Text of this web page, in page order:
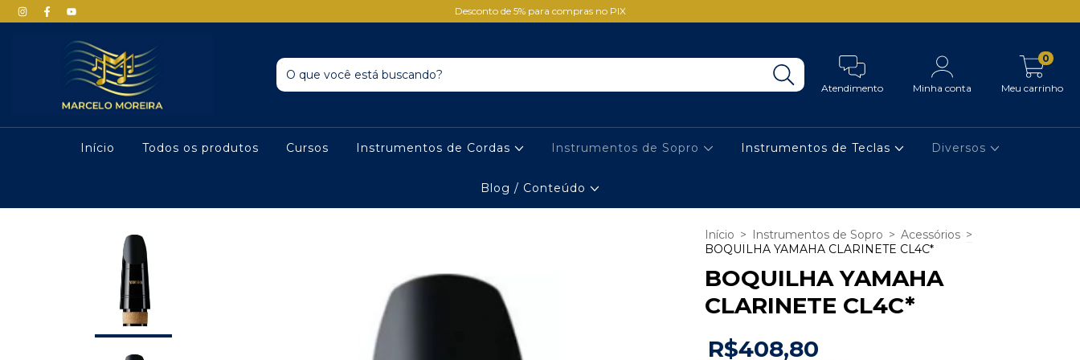
Desconto de 5% para compras no PIX
Atendimento Minha conta Meu carrinho
0
Início Todos os produtos Cursos Instrumentos de Cordas Instrumentos de Sopro Instrumentos de Teclas Diversos
Blog / Conteúdo
Início > Instrumentos de Sopro > Acessórios >
BOQUILHA YAMAHA CLARINETE CL4C*
BOQUILHA YAMAHA
CLARINETE CL4C*
R$408,80